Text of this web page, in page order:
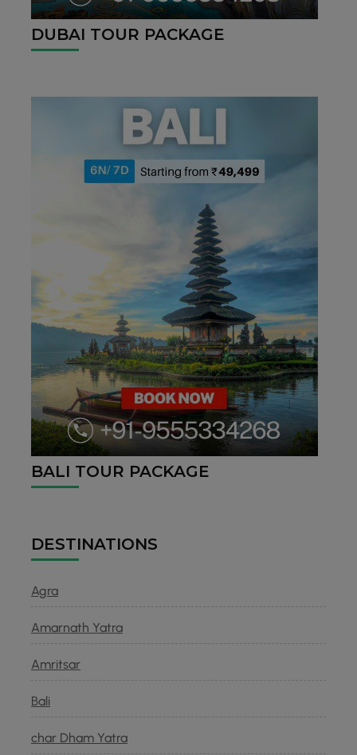
DUBAI TOUR PACKAGE
BALI TOUR PACKAGE
DESTINATIONS
Agra
Amarnath Yatra
Amritsar
Bali
char Dham Yatra